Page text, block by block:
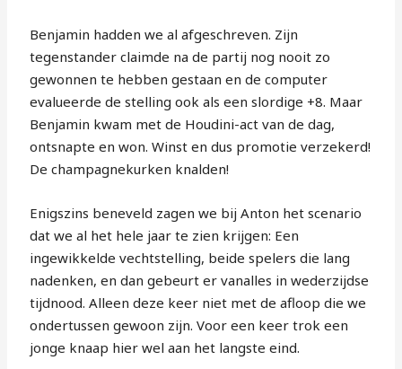
Benjamin hadden we al afgeschreven. Zijn
tegenstander claimde na de partij nog nooit zo
gewonnen te hebben gestaan en de computer
evalueerde de stelling ook als een slordige +8. Maar
Benjamin kwam met de Houdini-act van de dag,
ontsnapte en won. Winst en dus promotie verzekerd!
De champagnekurken knalden!
Enigszins beneveld zagen we bij Anton het scenario
dat we al het hele jaar te zien krijgen: Een
ingewikkelde vechtstelling, beide spelers die lang
nadenken, en dan gebeurt er vanalles in wederzijdse
tijdnood. Alleen deze keer niet met de afloop die we
ondertussen gewoon zijn. Voor een keer trok een
jonge knaap hier wel aan het langste eind.